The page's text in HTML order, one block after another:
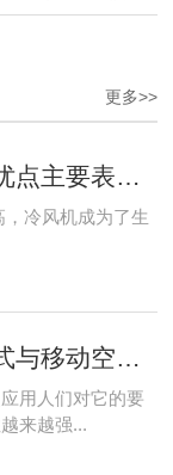
更多>>
冷风机成为了生
用人们对它的要
来越强...